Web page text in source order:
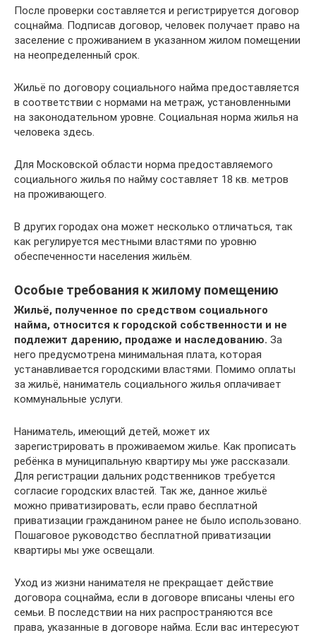
После проверки составляется и регистрируется договор
соцнайма. Подписав договор, человек получает право на
заселение с проживанием в указанном жилом помещении
на неопределенный срок.
Жильё по договору социального найма предоставляется
в соответствии с нормами на метраж, установленными
на законодательном уровне. Социальная норма жилья на
человека здесь.
Для Московской области норма предоставляемого
социального жилья по найму составляет 18 кв. метров
на проживающего.
В других городах она может несколько отличаться, так
как регулируется местными властями по уровню
обеспеченности населения жильём.
Особые требования к жилому помещению
Жильё, полученное по средством социального
найма, относится к городской собственности и не
подлежит дарению, продаже и наследованию. За
него предусмотрена минимальная плата, которая
устанавливается городскими властями. Помимо оплаты
за жильё, наниматель социального жилья оплачивает
коммунальные услуги.
Наниматель, имеющий детей, может их
зарегистрировать в проживаемом жилье. Как прописать
ребёнка в муниципальную квартиру мы уже рассказали.
Для регистрации дальних родственников требуется
согласие городских властей. Так же, данное жильё
можно приватизировать, если право бесплатной
приватизации гражданином ранее не было использовано.
Пошаговое руководство бесплатной приватизации
квартиры мы уже освещали.
Уход из жизни нанимателя не прекращает действие
договора соцнайма, если в договоре вписаны члены его
семьи. В последствии на них распространяются все
права, указанные в договоре найма. Если вас интересуют